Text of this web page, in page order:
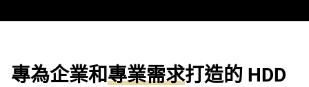
專為企業和專業需求打造的 HDD